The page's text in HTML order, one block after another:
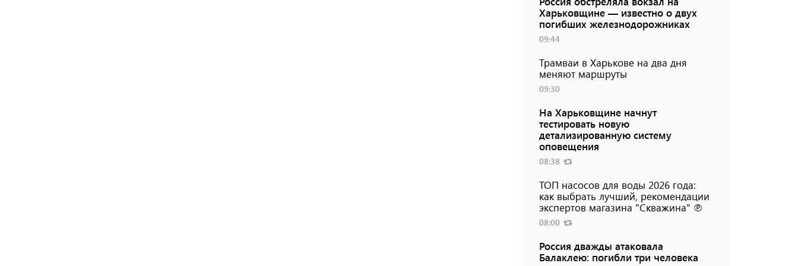
Харьковщине — известно о двух
погибших железнодорожниках
09:44
Трамваи в Харькове на два дня
меняют маршруты
09:30
На Харьковщине начнут
тестировать новую
детализированную систему
оповещения
08:38
ТОП насосов для воды 2026 года:
как выбрать лучший, рекомендации
экспертов магазина "Скважина" ℗
08:00
Россия дважды атаковала
Балаклею: погибли три человека